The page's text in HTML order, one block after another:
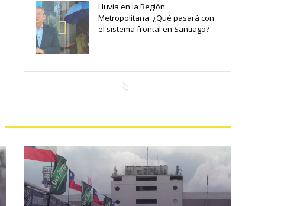
Lluvia en la Región
Metropolitana: ¿Qué pasará con
el sistema frontal en Santiago?